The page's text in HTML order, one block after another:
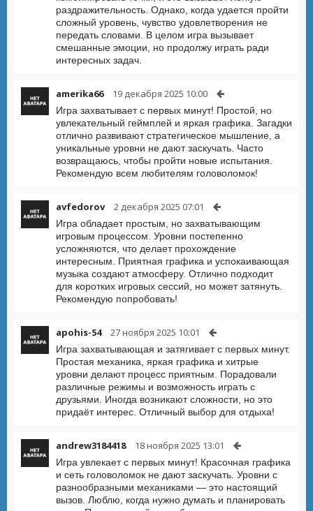
раздражительность. Однако, когда удается пройти
сложный уровень, чувство удовлетворения не
передать словами. В целом игра вызывает
смешанные эмоции, но продолжу играть ради
интересных задач.
amerika66 19 декабря 2025 10:00
Игра захватывает с первых минут! Простой, но
увлекательный геймплей и яркая графика. Загадки
отлично развивают стратегическое мышление, а
уникальные уровни не дают заскучать. Часто
возвращаюсь, чтобы пройти новые испытания.
Рекомендую всем любителям головоломок!
avfedorov 2 декабря 2025 07:01
Игра обладает простым, но захватывающим
игровым процессом. Уровни постепенно
усложняются, что делает прохождение
интересным. Приятная графика и успокаивающая
музыка создают атмосферу. Отлично подходит
для коротких игровых сессий, но может затянуть.
Рекомендую попробовать!
apohis-54 27 ноября 2025 10:01
Игра захватывающая и затягивает с первых минут.
Простая механика, яркая графика и хитрые
уровни делают процесс приятным. Порадовали
различные режимы и возможность играть с
друзьями. Иногда возникают сложности, но это
придаёт интерес. Отличный выбор для отдыха!
andrew3184418 18 ноября 2025 13:01
Игра увлекает с первых минут! Красочная графика
и сеть головоломок не дают заскучать. Уровни с
разнообразными механиками — это настоящий
вызов. Люблю, когда нужно думать и планировать